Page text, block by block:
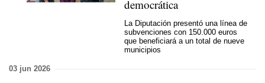
democrática
La Diputación presentó una línea de
subvenciones con 150.000 euros
que beneficiará a un total de nueve
municipios
03 jun 2026